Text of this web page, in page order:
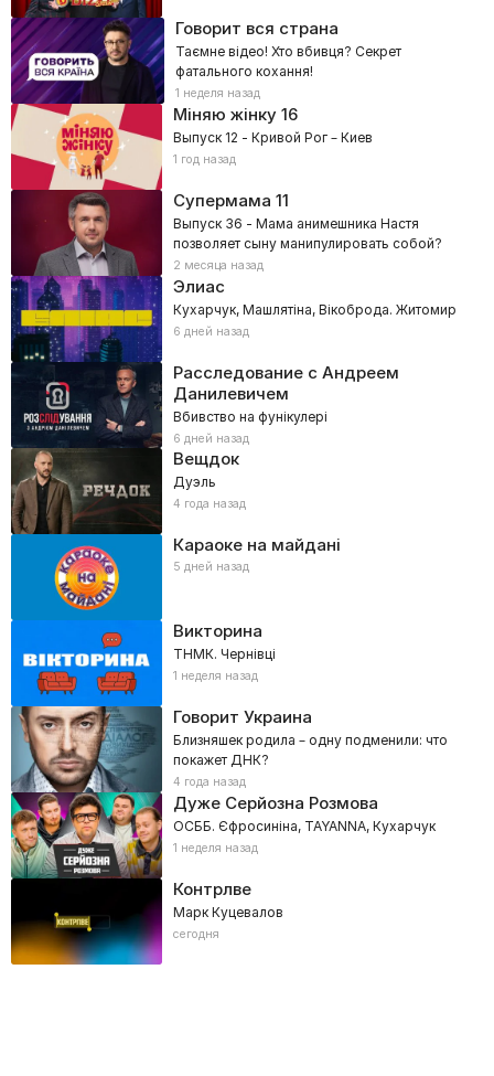
Говорит вся страна
Таємне відео! Хто вбивця? Секрет
фатального кохання!
1 неделя назад
Міняю жінку16
Выпуск 12 - Кривой Рог – Киев
1 год назад
Супермама 11
Выпуск 36 - Мама анимешника Настя
позволяет сыну манипулировать собой?
2 месяца назад
Элиас
Кухарчук, Машлятіна, Вікоброда. Житомир
6 дней назад
Расследование с Андреем
Данилевичем
Вбивство на фунікулері
6 дней назад
Вещдок
Дуэль
4 года назад
Караоке на майдані
5 дней назад
Викторина
ТНМК. Чернівці
1 неделя назад
Говорит Украина
Близняшек родила – одну подменили: что
покажет ДНК?
4 года назад
Дуже Серйозна Розмова
ОСББ. Єфросиніна, TAYANNA, Кухарчук
1 неделя назад
Контрлве
Марк Куцевалов
сегодня